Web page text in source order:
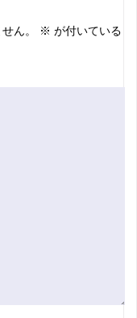
ん。 ※ が付いている